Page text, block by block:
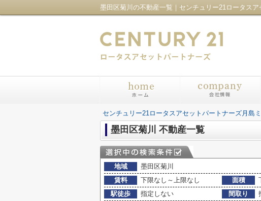
センチュリー21ロータスアセットパートナーズ月島
墨田区菊川 不動産一覧
地域
墨田区菊川
賃料
下限なし～上限なし 面積
駅徒歩
指定しない 間取り